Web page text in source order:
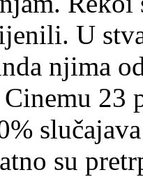
U
njima
Cinemu 23
su